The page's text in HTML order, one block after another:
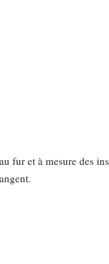
au fur et à mesure des